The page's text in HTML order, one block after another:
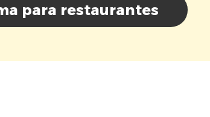
para restaurantes